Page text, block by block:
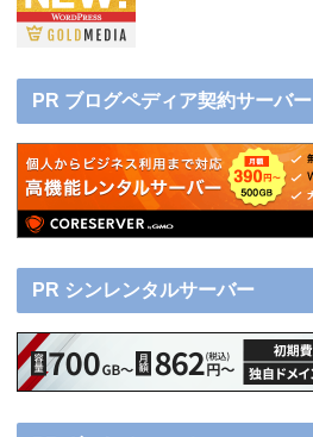
PR ブログペディア契約サーバー
PR シンレンタルサーバー